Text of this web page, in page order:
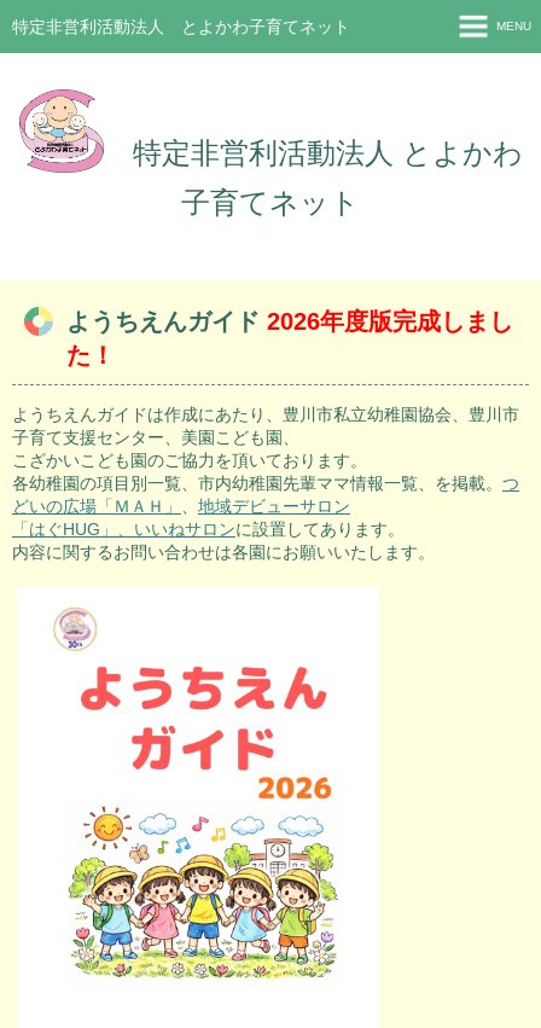
特定非営利活動法人 とよかわ子育てネット
特定非営利活動法人 とよかわ
子育てネット
MENU
プロフィール
お問い合わせ
ようちえんガイド 2026年度版完成しまし
た！
ようちえんガイドは作成にあたり、豊川市私立幼稚園協会、豊川市
子育て支援センター、美園こども園、
こざかいこども園のご協力を頂いております。
各幼稚園の項目別一覧、市内幼稚園先輩ママ情報一覧、を掲載。 つ
どいの広場「ＭＡＨ」
地域デビューサロン
「はぐHUG」、 いいねサロンに設置してあります。
内容に関するお問い合わせは各園にお願いいたします。